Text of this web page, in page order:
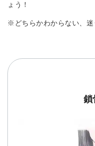
ょう！
※どちらかわからない、迷
鎖